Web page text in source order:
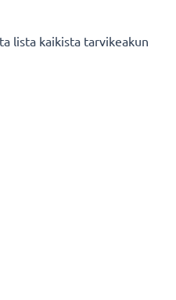
lista kaikista tarvikeakun